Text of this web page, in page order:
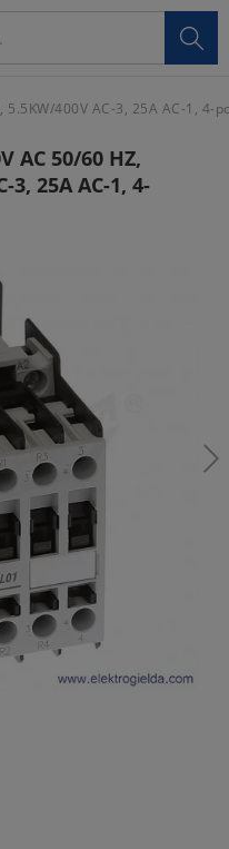

400V AC-3, 25A AC-1, 4-
AC 50/60 HZ,
3, 25A AC-1, 4-